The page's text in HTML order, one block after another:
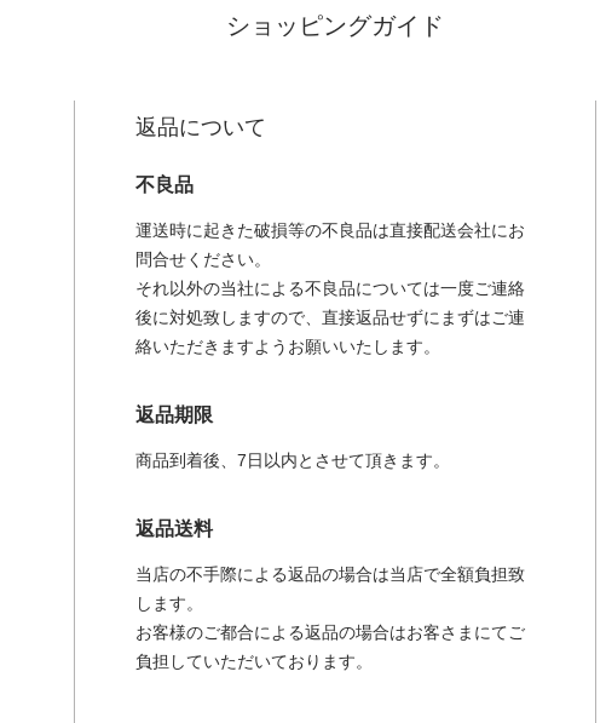
ショッピングガイド
返品について
不良品
運送時に起きた破損等の不良品は直接配送会社にお
問合せください。
それ以外の当社による不良品については一度ご連絡
後に対処致しますので、直接返品せずにまずはご連
絡いただきますようお願いいたします。
返品期限
商品到着後、7日以内とさせて頂きます。
返品送料
当店の不手際による返品の場合は当店で全額負担致
します。
お客様のご都合による返品の場合はお客さまにてご
負担していただいております。